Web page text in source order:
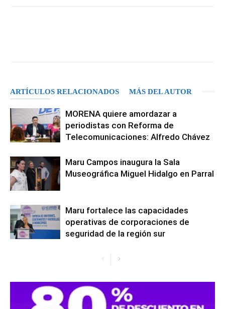
ARTÍCULOS RELACIONADOS MÁS DEL AUTOR
MORENA quiere amordazar a
periodistas con Reforma de
Telecomunicaciones: Alfredo Chávez
Maru Campos inaugura la Sala
Museográfica Miguel Hidalgo en Parral
Maru fortalece las capacidades
operativas de corporaciones de
seguridad de la región sur